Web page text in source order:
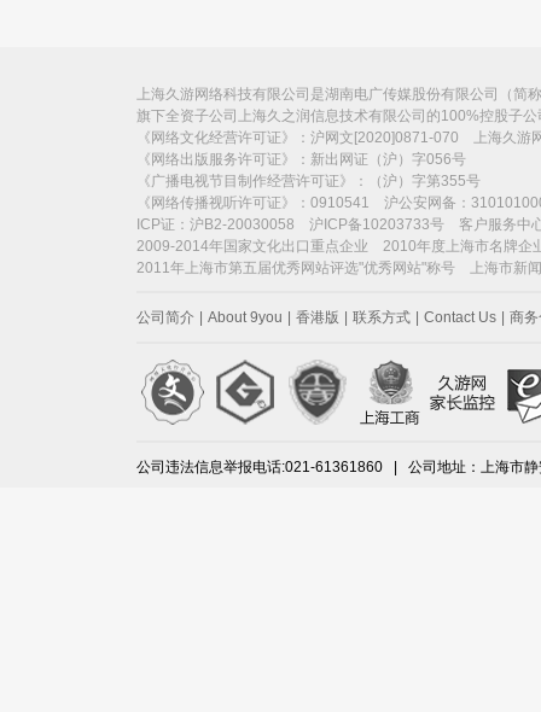
上海久游网络科技有限公司是湖南电广传媒股份有限公司（简
旗下全资子公司上海久之润信息技术有限公司的100%控股子
《网络文化经营许可证》：沪网文[2020]0871-070 上海久游
《网络出版服务许可证》：新出网证（沪）字056号
《广播电视节目制作经营许可证》：（沪）字第355号
《网络传播视听许可证》：0910541 沪公安网备：
ICP证：沪B2-20030058 沪ICP备10203733号 客户服务中
2009-2014年国家文化出口重点企业 2010年度上海市名牌企
2011年上海市第五届优秀网站评选"优秀网站"称号 上海市新
公司简介 About 9you 香港版 联系方式 Contact Us 商
公司违法信息举报电话:021-61361860 | 公司地址：上海市